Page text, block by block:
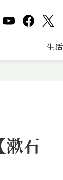
生活
漱石